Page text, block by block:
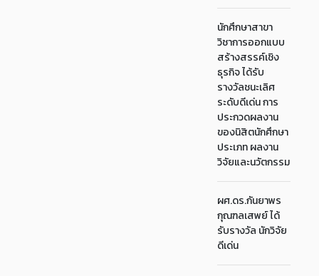
นักศึกษาสาขา
วิชาการออกแบบ
สร้างสรรค์เชิง
ธุรกิจ ได้รับ
รางวัลชนะเลิศ
ระดับดีเด่น การ
ประกวดผลงาน
ของนิสิตนักศึกษา
ประเภท ผลงาน
วิจัยและนวัตกรรม
ผศ.ดร.กันยาพร
กุณฑลเสพย์ ได้
รับรางวัล นักวิจัย
ดีเด่น